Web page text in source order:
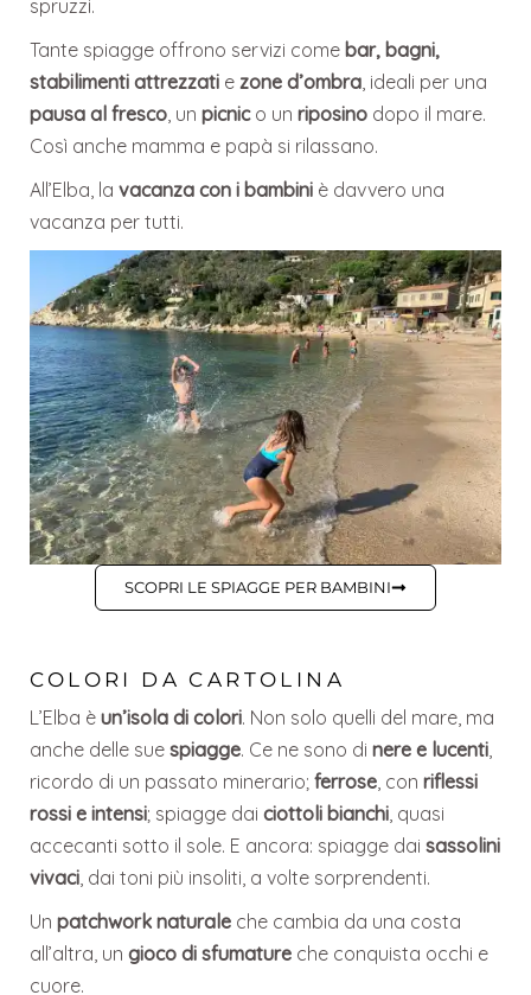
spruzzi.
Tante spiagge offrono servizi comebar, bagni,
stabilimenti attrezzati ezone d’ombra, ideali per una
pausa al fresco, unpicnico unriposino dopo il mare.
Così anche mamma e papà si rilassano.
All’Elba, lavacanza con i bambini è davvero una
vacanza per tutti.
SCOPRI LE SPIAGGE PER BAMBINI
COLORI DA CARTOLINA
L’Elba èun’isola di colori. Non solo quelli del mare, ma
anche delle suespiagge. Ce ne sono dinere e lucenti,
ricordo di un passato minerario;ferrose, conriflessi
rossi e intensi; spiagge daiciottoli bianchi, quasi
accecanti sotto il sole. E ancora: spiagge daisassolini
vivaci, dai toni più insoliti, a volte sorprendenti.
Unpatchwork naturale che cambia da una costa
all’altra, ungioco di sfumature che conquista occhi e
cuore.